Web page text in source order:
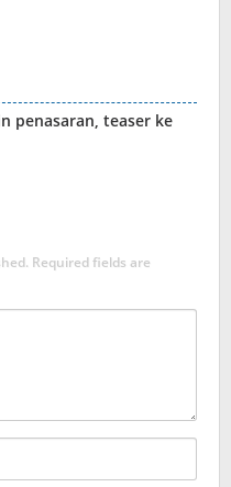
penasaran, teaser ke
Required fields are